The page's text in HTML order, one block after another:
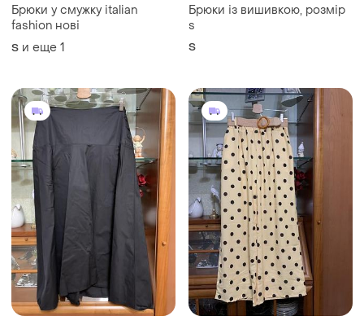
Брюки у смужку italian
fashion нові
S и еще 1
Брюки із вишивкою, розмір
s
S